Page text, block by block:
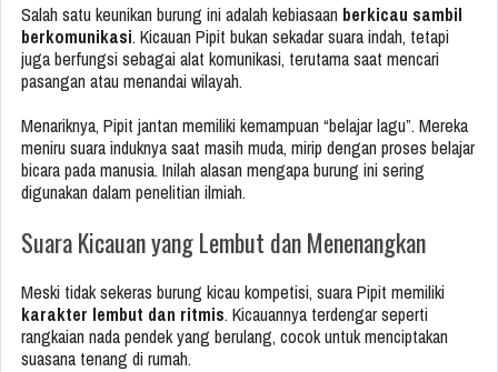
Salah satu keunikan burung ini adalah kebiasaan berkicau sambil
berkomunikasi. Kicauan Pipit bukan sekadar suara indah, tetapi
juga berfungsi sebagai alat komunikasi, terutama saat mencari
pasangan atau menandai wilayah.
Menariknya, Pipit jantan memiliki kemampuan “belajar lagu”. Mereka
meniru suara induknya saat masih muda, mirip dengan proses belajar
bicara pada manusia. Inilah alasan mengapa burung ini sering
digunakan dalam penelitian ilmiah.
Suara Kicauan yang Lembut dan Menenangkan
Meski tidak sekeras burung kicau kompetisi, suara Pipit memiliki
karakter lembut dan ritmis. Kicauannya terdengar seperti
rangkaian nada pendek yang berulang, cocok untuk menciptakan
suasana tenang di rumah.